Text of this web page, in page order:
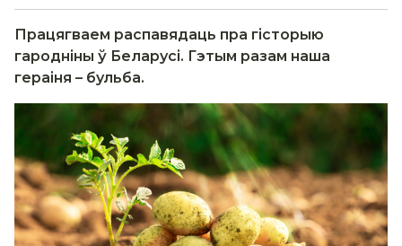
Працягваем распавядаць пра гісторыю
гародніны ў Беларусі. Гэтым разам наша
гераіня – бульба.